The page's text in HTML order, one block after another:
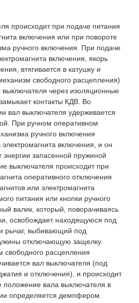
происходит при подаче питания
включения или при повороте
ручного включения. При подаче
включения, якорь
втягивается в катушку и
свободного расцепления)
через изоляционные
контакты КДВ. Во
вал выключателя удерживается
При ручном оперативном
ручного включения
электромагнита включения, и он
запасенной пружиной
выключателя происходит при
оперативного отключения
или электромагнита
питания или кнопки ручного
валик, который, поворачиваясь
освобождает находящуюся под
рычаг, выбивающий под
отключающую защелку.
свободного расцепления
вал выключателя (под
и отключения), и происходит
положение вала выключателя в
определяется демпфером.